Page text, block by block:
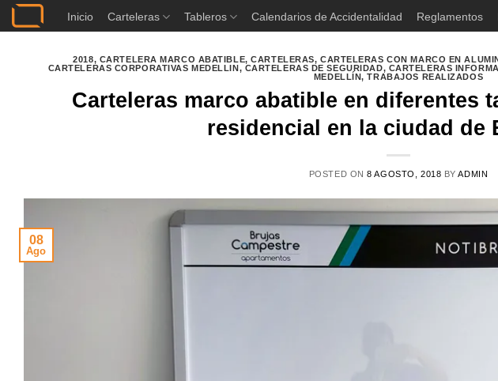
Saltar
al
Inicio Carteleras Tableros Calendarios de Accidentalidad Reglamentos
2018, CARTELERA MARCO ABATIBLE,CARTELERAS,CARTELERAS CON MARCO EN
CARTELERAS CORPORATIVAS MEDELLIN, CARTELERAS DE SEGURIDAD, CARTELERAS
MEDELLÍN,TRABAJOS REALIZADOS
Carteleras marco abatible en diferentes
residencial en la ciudad de
POSTED ON8 AGOSTO, 2018 BYADMIN
08
Ago